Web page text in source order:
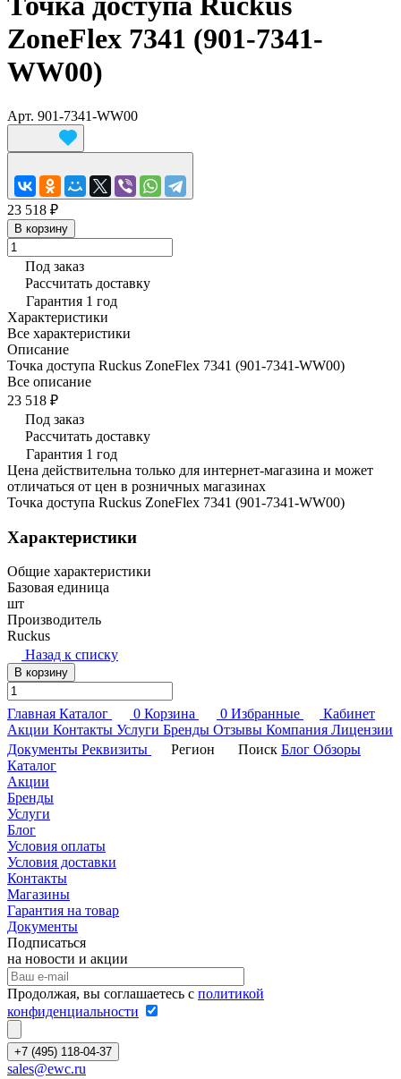
ZoneFlex 7341 (901-7341-
WW00)
Арт. 901-7341-WW00
23 518 ₽
В корзину
Под заказ
Рассчитать доставку
Гарантия 1 год
Характеристики
Все характеристики
Описание
Точка доступа Ruckus ZoneFlex 7341 (901-7341-WW00)
Все описание
23 518 ₽
Под заказ
Рассчитать доставку
Гарантия 1 год
Цена действительна только для интернет-магазина и может
отличаться от цен в розничных магазинах
Точка доступа Ruckus ZoneFlex 7341 (901-7341-WW00)
Характеристики
Общие характеристики
Базовая единица
шт
Производитель
Ruckus
Назад к списку
В корзину
Главная Каталог 0 Корзина 0 Избранные
Кабинет
Акции Контакты Услуги Бренды Отзывы Компания Лицензии
Документы Реквизиты Регион Поиск Блог Обзоры
Каталог
Акции
Бренды
Услуги
Блог
Условия оплаты
Условия доставки
Контакты
Магазины
Гарантия на товар
Документы
Подписаться
на новости и акции
Продолжая, вы соглашаетесь с политикой
конфиденциальности
+7 (495) 118-04-37
sales@ewc.ru